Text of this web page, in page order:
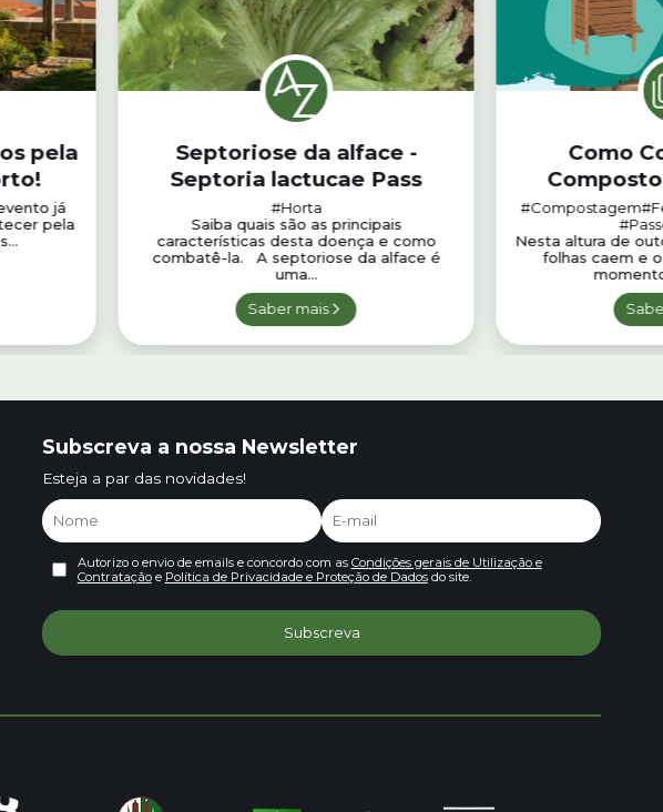
pela
já
pela
Septoriose da alface -
Septoria lactucae Pass
#Horta
Saiba quais são as principais
características desta doença e como
combatê-la. A septoriose da alface é
uma...
Saber mais
Como
#Compostagem
Nesta altura de
folhas caem e
Subscreva a nossa Newsletter
Esteja a par das novidades!
Autorizo o envio de emails e concordo com as Condições gerais de Utilização e
Contrataçãoe Política de Privacidade e Proteção de Dadosdo site.